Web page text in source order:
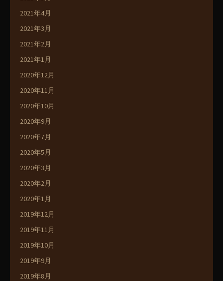
2021年4月
2021年3月
2021年2月
2021年1月
2020年12月
2020年11月
2020年10月
2020年9月
2020年7月
2020年5月
2020年3月
2020年2月
2020年1月
2019年12月
2019年11月
2019年10月
2019年9月
2019年8月